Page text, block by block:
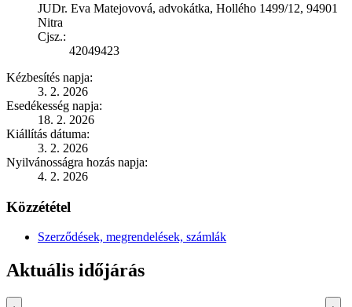
JUDr. Eva Matejovová, advokátka, Hollého 1499/12, 94901
Nitra
Cjsz.:
42049423
Kézbesítés napja:
3. 2. 2026
Esedékesség napja:
18. 2. 2026
Kiállítás dátuma:
3. 2. 2026
Nyilvánosságra hozás napja:
4. 2. 2026
Közzététel
Szerződések, megrendelések, számlák
Aktuális időjárás